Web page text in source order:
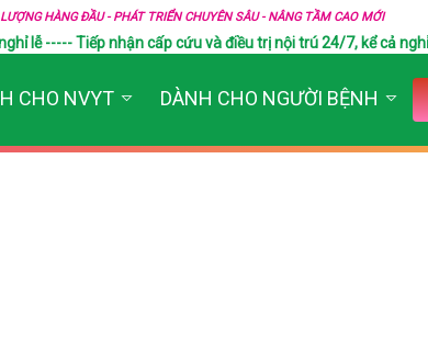
HÀNG ĐẦU - PHÁT TRIỂN CHUYÊN SÂU - NÂNG TẦM CAO MỚI
lễ ----- Tiếp nhận cấp cứu và điều trị nội trú 24/7, kể cả
CHO NVYT DÀNH CHO NGƯỜI BỆNH